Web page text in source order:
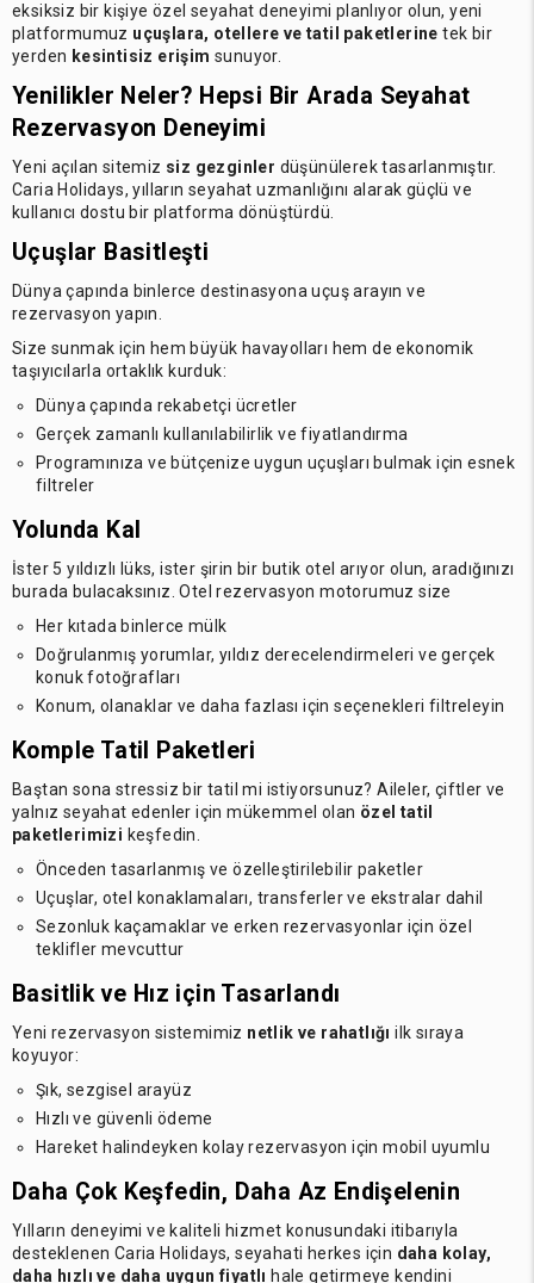
eksiksiz bir kişiye özel seyahat deneyimi planlıyor olun, yeni
platformumuz uçuşlara, otellere ve tatil paketlerine tek bir
yerden kesintisiz erişim sunuyor.
Yenilikler Neler? Hepsi Bir Arada Seyahat
Rezervasyon Deneyimi
Yeni açılan sitemiz siz gezginler düşünülerek tasarlanmıştır.
Caria Holidays, yılların seyahat uzmanlığını alarak güçlü ve
kullanıcı dostu bir platforma dönüştürdü.
Uçuşlar Basitleşti
Dünya çapında binlerce destinasyona uçuş arayın ve
rezervasyon yapın.
Size sunmak için hem büyük havayolları hem de ekonomik
taşıyıcılarla ortaklık kurduk:
Dünya çapında rekabetçi ücretler
Gerçek zamanlı kullanılabilirlik ve fiyatlandırma
Programınıza ve bütçenize uygun uçuşları bulmak için esnek
filtreler
Yolunda Kal
İster 5 yıldızlı lüks, ister şirin bir butik otel arıyor olun, aradığınızı
burada bulacaksınız. Otel rezervasyon motorumuz size
Her kıtada binlerce mülk
Doğrulanmış yorumlar, yıldız derecelendirmeleri ve gerçek
konuk fotoğrafları
Konum, olanaklar ve daha fazlası için seçenekleri filtreleyin
Komple Tatil Paketleri
Baştan sona stressiz bir tatil mi istiyorsunuz? Aileler, çiftler ve
yalnız seyahat edenler için mükemmel olan özel tatil
paketlerimizi keşfedin.
Önceden tasarlanmış ve özelleştirilebilir paketler
Uçuşlar, otel konaklamaları, transferler ve ekstralar dahil
Sezonluk kaçamaklar ve erken rezervasyonlar için özel
teklifler mevcuttur
Basitlik ve Hız için Tasarlandı
Yeni rezervasyon sistemimiz netlik ve rahatlığı ilk sıraya
koyuyor:
Şık, sezgisel arayüz
Hızlı ve güvenli ödeme
Hareket halindeyken kolay rezervasyon için mobil uyumlu
Daha Çok Keşfedin, Daha Az Endişelenin
Yılların deneyimi ve kaliteli hizmet konusundaki itibarıyla
desteklenen Caria Holidays, seyahati herkes için daha kolay,
daha hızlı ve daha uygun fiyatlı hale getirmeye kendini